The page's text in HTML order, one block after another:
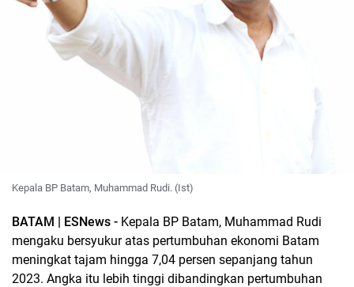
Kepala BP Batam, Muhammad Rudi. (Ist)
BATAM | ESNews - Kepala BP Batam, Muhammad Rudi
mengaku bersyukur atas pertumbuhan ekonomi Batam
meningkat tajam hingga 7,04 persen sepanjang tahun
2023. Angka itu lebih tinggi dibandingkan pertumbuhan